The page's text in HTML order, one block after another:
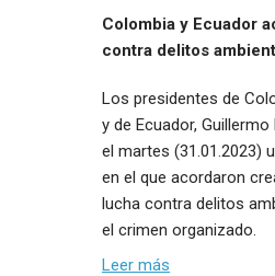
Colombia y Ecuador
contra delitos
Los presidentes de
y de Ecuador,
el martes (31.01.2023)
en el que acordaron
lucha contra delitos
el crimen organizado.
Leer más